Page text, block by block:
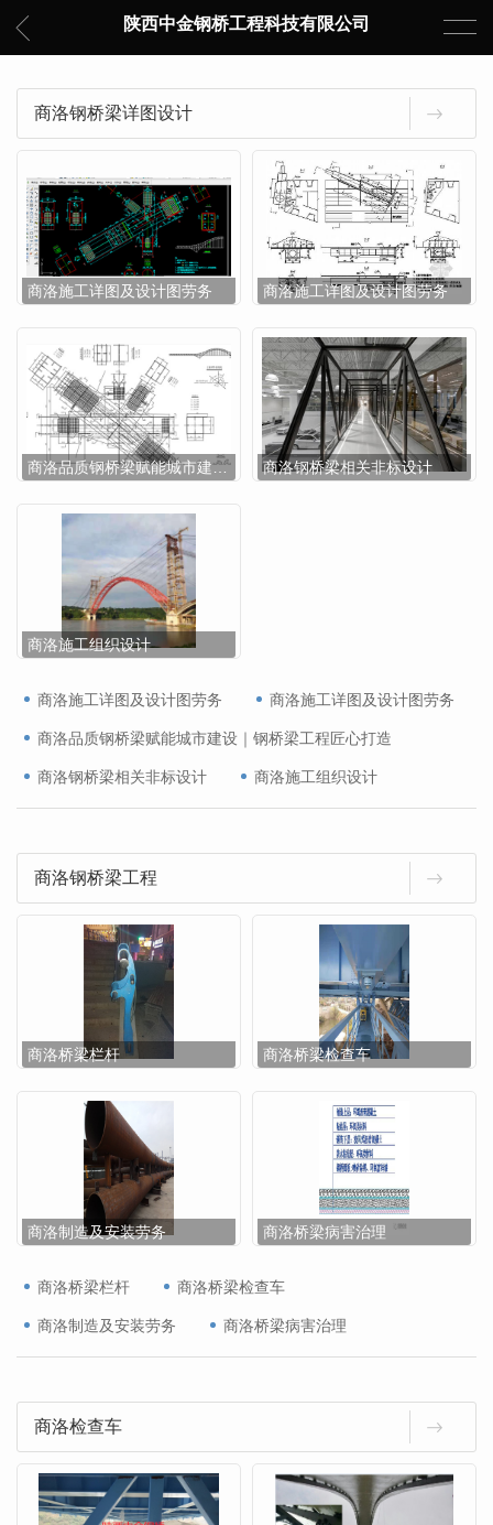
陕西中金钢桥工程科技有限公司
商洛钢桥梁详图设计
商洛施工详图及设计图劳务 商洛施工详图及设计图劳务
商洛品质钢桥梁赋能城市建设｜钢桥梁工程匠心打造 商洛钢桥梁相关非标设计
商洛施工组织设计
商洛施工详图及设计图劳务 商洛施工详图及设计图劳务
商洛品质钢桥梁赋能城市建设｜钢桥梁工程匠心打造
商洛钢桥梁相关非标设计 商洛施工组织设计
商洛钢桥梁工程
商洛桥梁栏杆 商洛桥梁检查车
商洛制造及安装劳务 商洛桥梁病害治理
商洛桥梁栏杆 商洛桥梁检查车
商洛制造及安装劳务 商洛桥梁病害治理
商洛检查车